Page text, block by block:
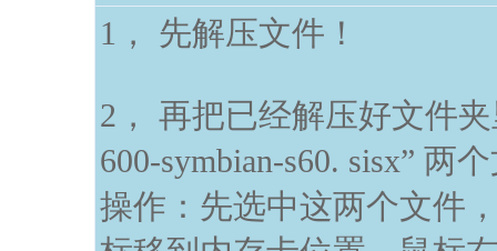
1， 先解压文件！
2， 再把已经解压好文件
600-symbian-s60. sisx” 两
操作：先选中这两个文件